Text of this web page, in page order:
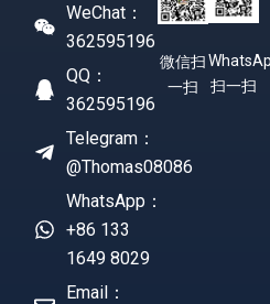
WeChat：
362595196
QQ：
362595196
Telegram：
@Thomas08086
WhatsApp：
+86 133
1649 8029
Email：
微信扫
一扫
扫一扫